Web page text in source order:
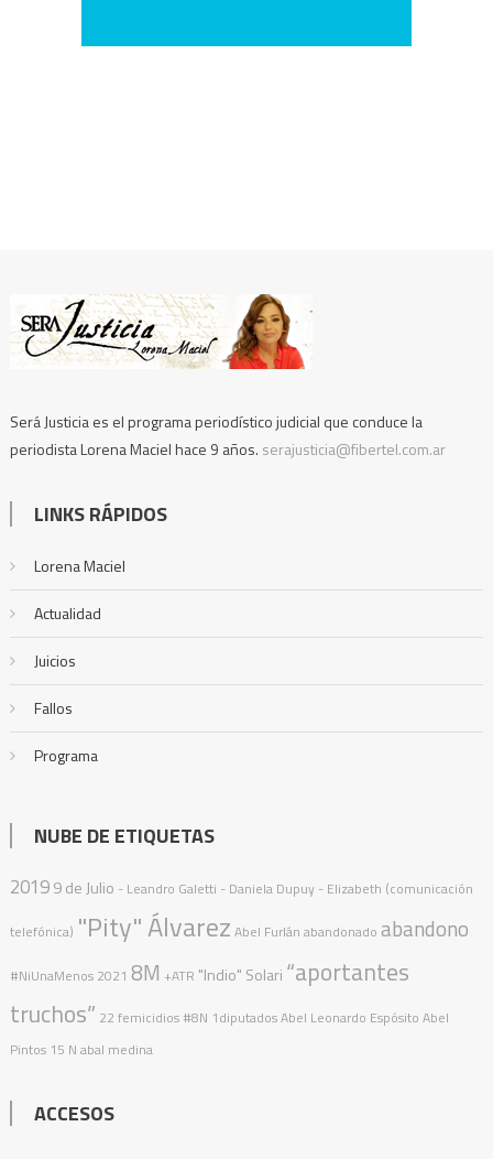
Será Justicia es el programa periodístico judicial que conduce la
periodista Lorena Maciel hace 9 años. serajusticia@fibertel.com.ar
LINKS RÁPIDOS
Lorena Maciel
Actualidad
Juicios
Fallos
Programa
NUBE DE ETIQUETAS
20199 de Julio - Leandro Galetti - Daniela Dupuy - Elizabeth (comunicación
telefónica) "Pity" Álvarez Abel Furlán abandonado abandono
#NiUnaMenos 2021 8M +ATR "Indio" Solari “aportantes
truchos” 22 femicidios #8N 1diputadosAbel Leonardo Espósito Abel
Pintos 15 N abal medina
ACCESOS